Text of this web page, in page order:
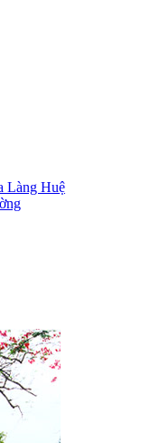
Làng Huệ